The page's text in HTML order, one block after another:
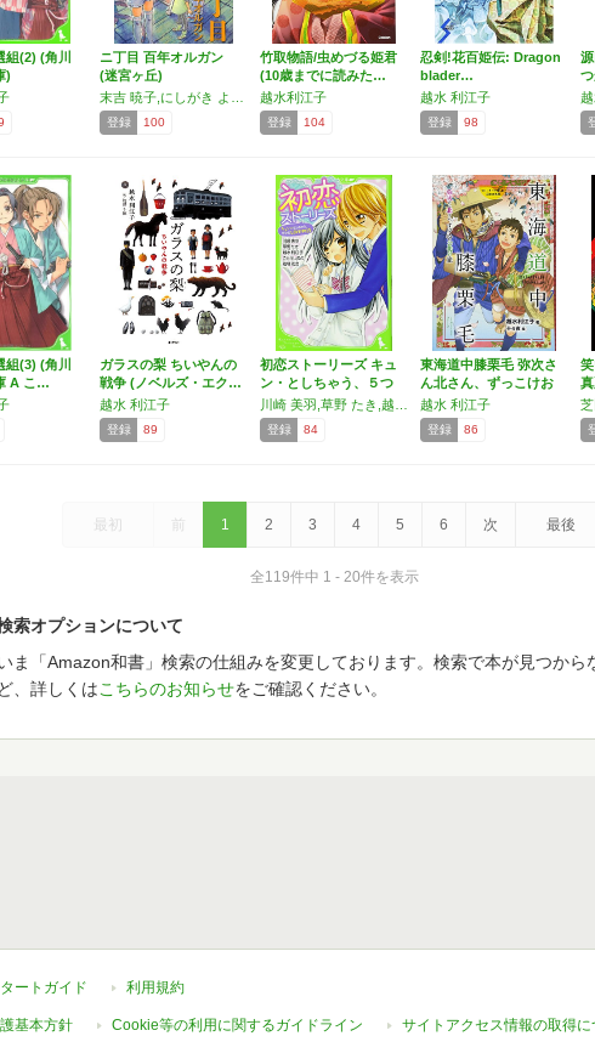
組(2) (角川
)
ニ丁目 百年オルガン
(迷宮ヶ丘)
登録 100
竹取物語/虫めづる姫君
(10歳までに読みた…
越水利江子
登録 104
忍剣!花百姫伝: Dragon
blader…
越水 利江子
登録 98
…
組(3) (角川
A こ…
ガラスの梨 ちいやんの
戦争 (ノベルズ・エク…
越水 利江子
登録 89
初恋ストーリーズ キュ
ン・としちゃう、５つ
の…
登録 84
東海道中膝栗毛 弥次さ
ん北さん、ずっこけお
化…
越水 利江子
登録 86
最初 前 1 2 3 4 5 6 次 最後
全119件中 1 - 20件を表示
索オプションについて
ま「Amazon和書」検索の仕組みを変更しております。検索で本が見つから
、詳しくはこちらのお知らせをご確認ください。
ートガイド 利用規約
基本方針 Cookie等の利用に関するガイドライン サイトアクセス情報の取得に